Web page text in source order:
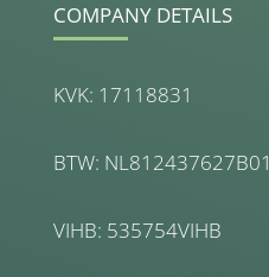
COMPANY DETAILS
KVK: 17118831
BTW: NL812437627B01
VIHB: 535754VIHB